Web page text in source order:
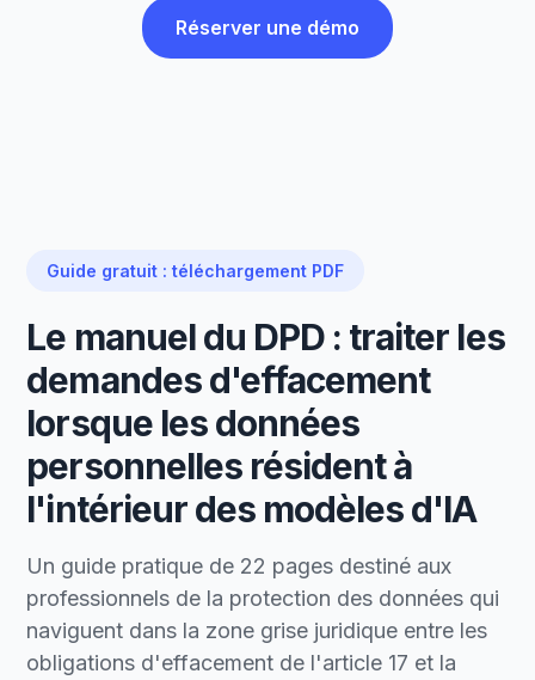
Réserver une démo
Guide gratuit : téléchargement PDF
Le manuel du DPD : traiter les
demandes d'effacement
lorsque les données
personnelles résident à
l'intérieur des modèles d'IA
Un guide pratique de 22 pages destiné aux
professionnels de la protection des données qui
naviguent dans la zone grise juridique entre les
obligations d'effacement de l'article 17 et la